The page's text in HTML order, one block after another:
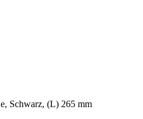
Schwarz, (L) 265 mm